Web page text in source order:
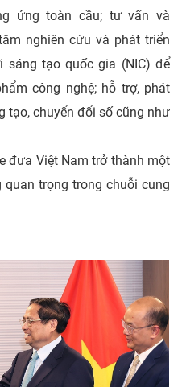
ứng toàn cầu; tư vấn và
nghiên cứu và phát triển
sáng tạo quốc gia (NIC) để
công nghệ; hỗ trợ, phát
tạo, chuyển đổi số cũng như
đưa Việt Nam trở thành một
trọng trong chuỗi cung